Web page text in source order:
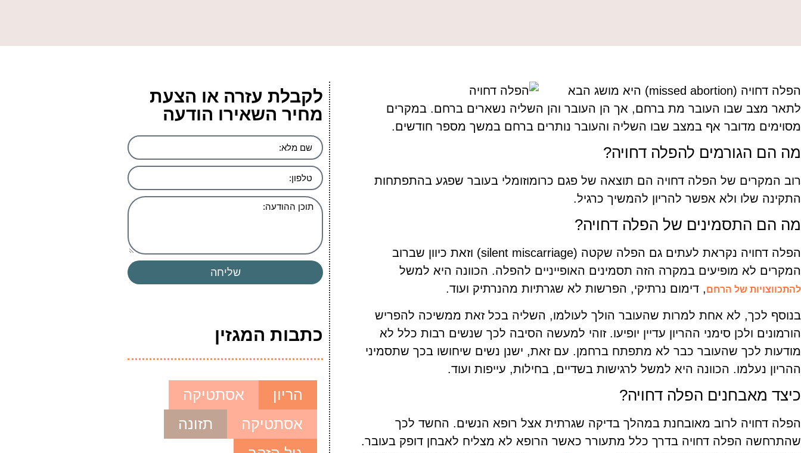
הפלה דחויה (missed abortion) היא מושג הבא
לתאר מצב שבו העובר מת ברחם, אך הן העובר והן השליה נשארים ברחם. במקרים
מסוימים מדובר אף במצב שבו השליה והעובר נותרים ברחם במשך מספר חודשים.
מה הם הגורמים להפלה דחויה?
רוב המקרים של הפלה דחויה הם תוצאה של פגם כרומוזומלי בעובר שפגע בהתפתחות
התקינה שלו ולא אפשר להריון להמשיך כרגיל.
מה הם התסמינים של הפלה דחויה?
הפלה דחויה נקראת לעתים גם הפלה שקטה (silent miscarriage) וזאת כיוון שברוב
המקרים לא מופיעים במקרה הזה תסמינים האופייניים להפלה. הכוונה היא למשל
להתכווצויות של הרחם, דימום נרתיקי, הפרשות לא שגרתיות מהנרתיק ועוד.
בנוסף לכך, לא אחת למרות שהעובר הולך לעולמו, השליה בכל זאת ממשיכה להפריש
הורמונים ולכן סימני ההריון עדיין יופיעו. זוהי למעשה הסיבה לכך שנשים רבות כלל לא
מודעות לכך שהעובר כבר לא מתפתח ברחמן. עם זאת, ישנן נשים שיחושו בכך שתסמיני
ההריון נעלמו. הכוונה היא למשל לרגישות בשדיים, בחילות, עייפות ועוד.
כיצד מאבחנים הפלה דחויה?
הפלה דחויה לרוב מאובחנת במהלך בדיקה שגרתית אצל רופא הנשים. החשד לכך
שהתרחשה הפלה דחויה בדרך כלל מתעורר כאשר הרופא לא מצליח לאבחן דופק בעובר.
לקבלת עזרה או הצעת
מחיר השאירו הודעה
שליחה
כתבות המגזין
הריון
אסתטיקה
אסתטיקה
תזונה